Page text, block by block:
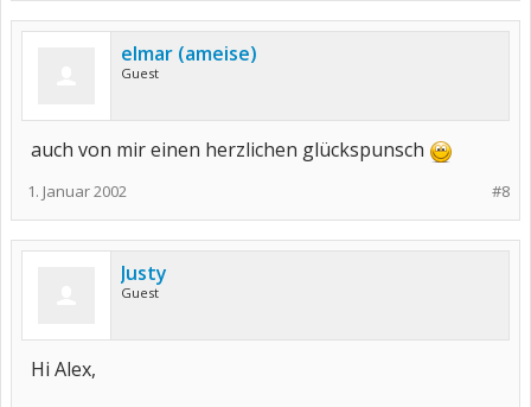
elmar (ameise)
Guest
auch von mir einen herzlichen glückspunsch
#8
1. Januar 2002
Justy
Guest
Hi Alex,